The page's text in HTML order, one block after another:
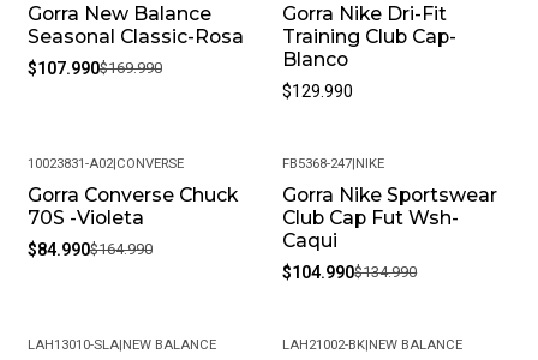
-36%
Gorra New Balance
Seasonal Classic-Rosa
$107.990$169.990
Gorra Nike Dri-Fit
Training Club Cap-
Blanco
$129.990
-48%
10023831-A02|CONVERSE
Gorra Converse Chuck
70S -Violeta
$84.990$164.990
-22%
FB5368-247|NIKE
Gorra Nike Sportswear
Club Cap Fut Wsh-
Caqui
$104.990$134.990
LAH13010-SLA|NEW BALANCE LAH21002-BK|NEW BALANCE